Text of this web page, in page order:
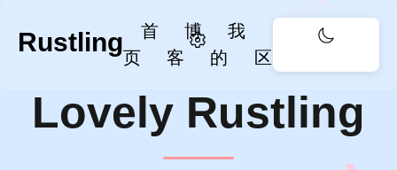
Rustling
首
页
博
客
我
的
区
赏
于我
Lovely Rustling